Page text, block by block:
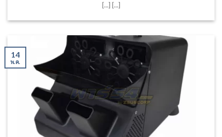
[...] [...]
14
พ.ค.